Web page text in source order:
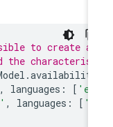
to create a
the
.availability
, languages :
, languages :